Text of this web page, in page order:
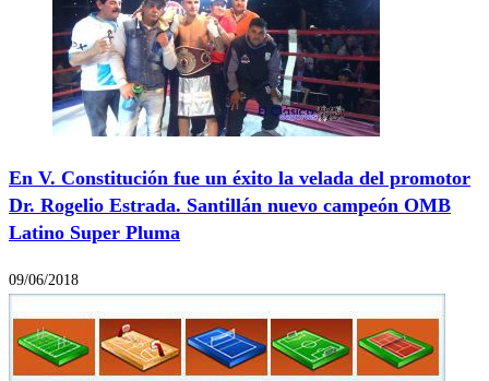
En V. Constitución fue un éxito la velada del promotor
Dr. Rogelio Estrada. Santillán nuevo campeón OMB
Latino Super Pluma
09/06/2018